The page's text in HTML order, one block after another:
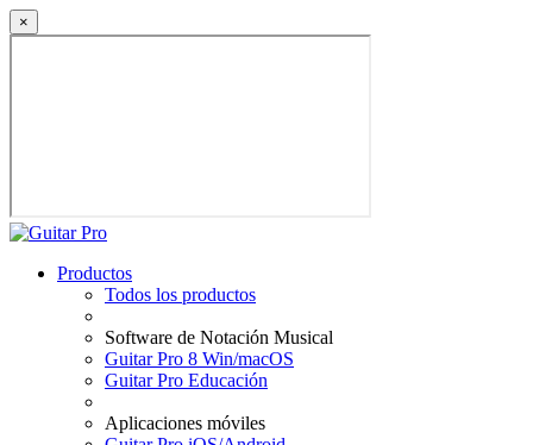
×
Productos
Todos los productos
Software de Notación Musical
Guitar Pro 8 Win/macOS
Guitar Pro Educación
Aplicaciones móviles